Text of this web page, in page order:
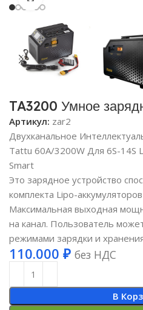
TA3200 Умное
Артикул: zar2
Двухканальное
Tattu 60A/3200W Для 6S-14S
Smart
Это зарядное устройство
комплекта Lipo-
Максимальная выходная
на канал. Пользователь
режимами зарядки и
110.000₽ без НДС
В